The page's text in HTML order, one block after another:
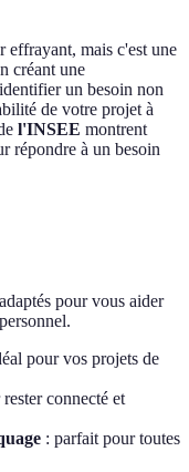
effrayant, mais c'est une
créant une
un besoin non
de votre projet à
l'INSEE montrent
répondre à un besoin
pour vous aider
pour vos projets de
connecté et
: parfait pour toutes